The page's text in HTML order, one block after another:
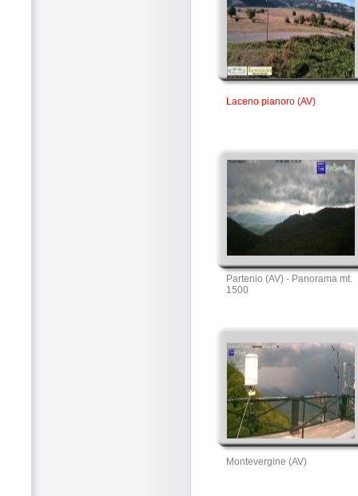
Laceno pianoro (AV)
Partenio (AV) - Panorama mt.
1500
Montevergine (AV)